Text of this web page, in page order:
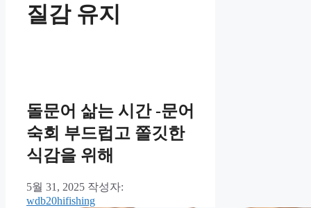
질감 유지
돌문어 삶는 시간 -문어
숙회 부드럽고 쫄깃한
식감을 위해
5월 31, 2025 작성자:
wdb20hifishing